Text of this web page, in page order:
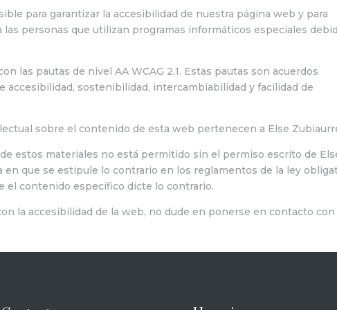
para garantizar la accesibilidad de nuestra página web y para
personas que utilizan programas informáticos especiales
las pautas de nivel AA WCAG 2.1. Estas pautas son acuerdos
sostenibilidad, intercambiabilidad y facilidad de
sobre el contenido de esta web pertenecen a Else
estos materiales no está permitido sin el permiso escrito de
en que se estipule lo contrario en los reglamentos de la ley
el contenido específico dicte lo contrario.
la accesibilidad de la web, no dude en ponerse en contacto con